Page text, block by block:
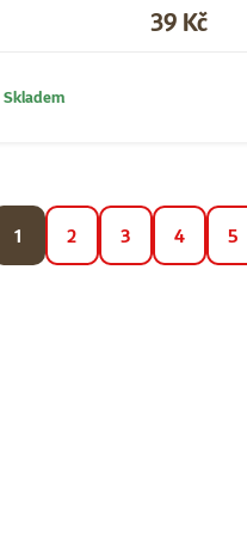
Cena
39 Kč
Skladem
1 2 3 4 5